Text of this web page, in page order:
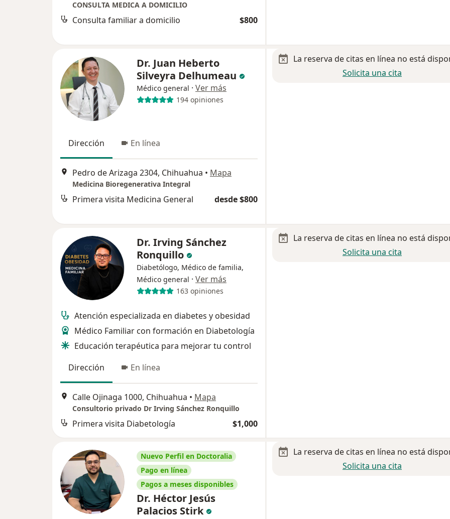
CONSULTA MEDICA A DOMICILIO
Consulta familiar a domicilio $800
Dr. Juan Heberto
Silveyra Delhumeau
Médico general · Ver más
194 opiniones
Dirección En línea
Pedro de Arizaga 2304, Chihuahua • Mapa
Medicina Bioregenerativa Integral
Primera visita Medicina General desde $800
La reserva de citas en línea no está
Solicita una cita
Dr. Irving Sánchez
Ronquillo
Diabetólogo, Médico de familia,
Médico general · Ver más
163 opiniones
Atención especializada en diabetes y obesidad
Médico Familiar con formación en Diabetología
Educación terapéutica para mejorar tu control
Dirección
En línea
Calle Ojinaga 1000, Chihuahua • Mapa
Consultorio privado Dr Irving Sánchez Ronquillo
Primera visita Diabetología $1,000
La reserva de citas en línea no está
Solicita una cita
Nuevo Perfil en Doctoralia
Pago en línea
Pagos a meses disponibles
Dr. Héctor Jesús
Palacios Stirk
La reserva de citas en línea no está
Solicita una cita